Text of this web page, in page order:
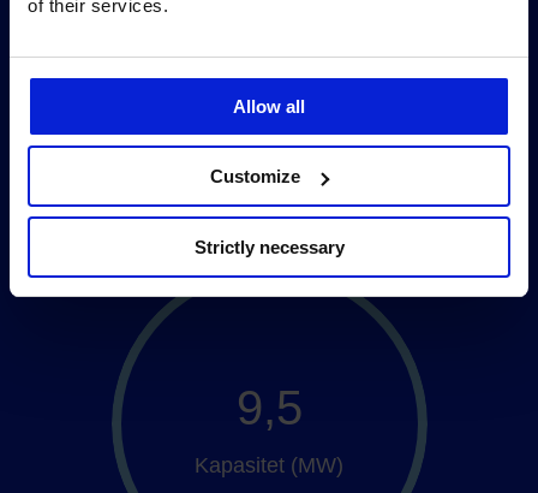
of their services.
Allow all
Customize
Strictly necessary
47
Årlig produksjon (GWh)
9,5
Kapasitet (MW)